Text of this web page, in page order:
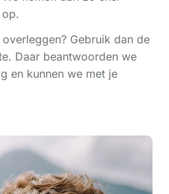
Gebruik dan de
Daar beantwoorden we
en kunnen we met je